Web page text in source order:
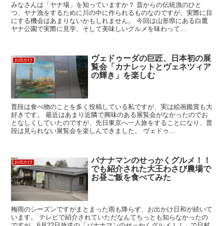
みなさんは「ヤナ場」を知っていますか？ 昔からの伝統漁のひと
つ、ヤナ漁をするために川の中に作られるものなのですが、実際に目
にする機会はあまりないかもしれません。 今回は山形県にある白鷹
ヤナ公園で実際に見学、そして美味しいグルメを味わって...
お出かけ
ヴェドゥーダの巨匠、日本初の展
覧会「カナレットとヴェネツィア
の輝き」を楽しむ
普段は食べ物のことを多く投稿している私ですが、実は絵画鑑賞も大
好きです。 最近はあまり近隣で興味のある展覧会がなかったのでお
となしくしていたのですが、先日東京へ一人旅をすることになり、普
段は見られない展覧会を楽しんできました。 ヴェドゥ...
お出かけ
バナナマンのせっかくグルメ！！
でも紹介された大王わさび農場で
お昼ご飯を食べてみた
梅雨のシーズンですがまとまった雨も降らず、お出かけ日和が続いて
います。 テレビで紹介されていただなんてちっとも知らなかったの